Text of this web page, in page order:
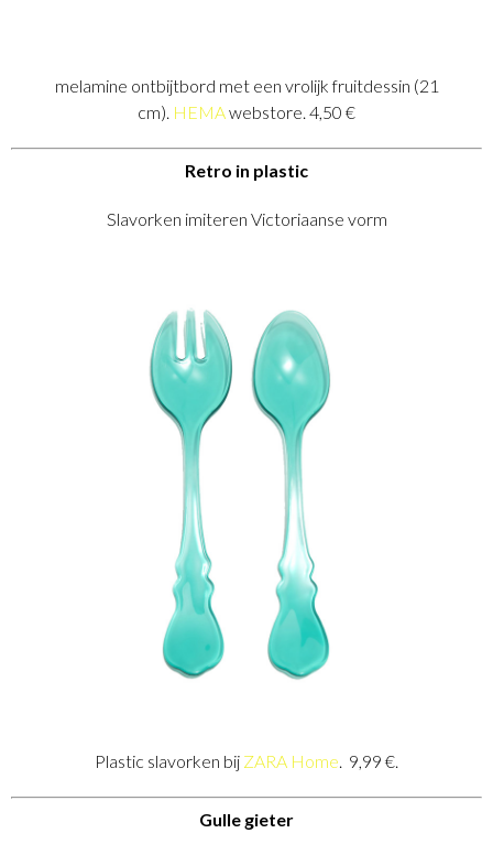
melamine ontbijtbord met een vrolijk fruitdessin (21
cm). HEMAwebstore. 4,50 €
Retro in plastic
Slavorken imiteren Victoriaanse vorm
Plastic slavorken bij ZARA Home . 9,99 €.
Gulle gieter